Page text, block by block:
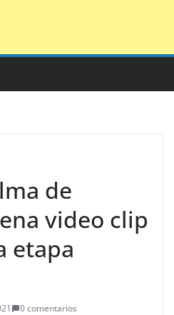
de
video clip
etapa
0 comentarios